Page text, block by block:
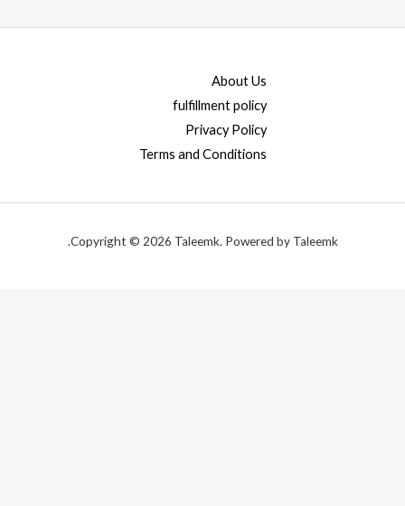
About Us
fulfillment policy
Privacy Policy
Terms and Conditions
Copyright © 2026 Taleemk. Powered by Taleemk.